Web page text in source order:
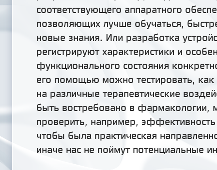
соответствующего аппаратного
позволяющих лучше обучаться,
новые знания. Или разработка
регистрируют характеристики и
функционального состояния
его помощью можно тестировать, как
на различные терапевтические
быть востребовано в фармакологии,
проверить, например, эффективность
чтобы была практическая
иначе нас не поймут потенциальные